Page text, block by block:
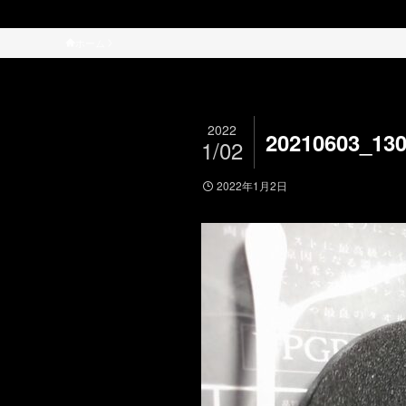
2022
1/02
2022年1月2日